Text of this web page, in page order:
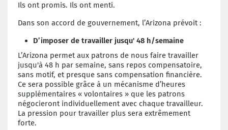
Ils ont promis. Ils ont menti.
Dans son accord de gouvernement, l’Arizona prévoit :
D’imposer de travailler jusqu' 48 h/semaine
L’Arizona permet aux patrons de nous faire travailler
jusqu'à 48 h par semaine, sans repos compensatoire,
sans motif, et presque sans compensation financière.
Ce sera possible grâce à un mécanisme d’heures
supplémentaires « volontaires » que les patrons
négocieront individuellement avec chaque travailleur.
La pression pour travailler plus sera extrêmement
forte.